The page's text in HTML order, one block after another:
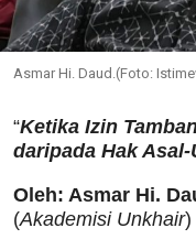
Asmar Hi. Daud.(Foto:
“Ketika Izin
daripada Hak
Oleh: Asmar Hi.
(Akademisi Unkhair)